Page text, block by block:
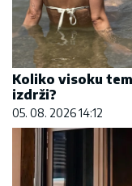
Koliko visoku
izdrži?
05. 08. 2026 14:12